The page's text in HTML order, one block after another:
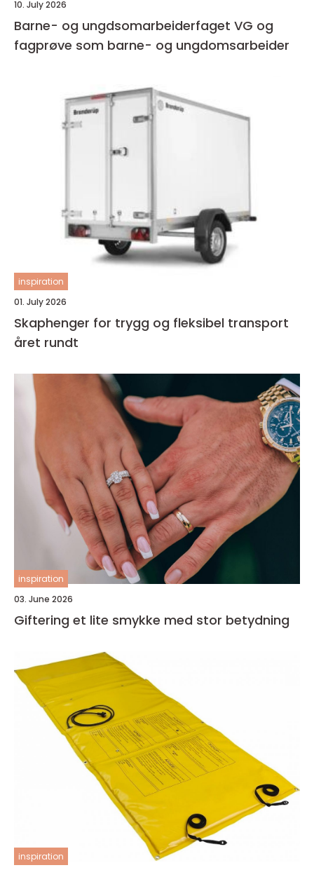
10. July 2026
Barne- og ungdsomarbeiderfaget VG og
fagprøve som barne- og ungdomsarbeider
inspiration
01. July 2026
Skaphenger for trygg og fleksibel transport
året rundt
inspiration
03. June 2026
Giftering et lite smykke med stor betydning
inspiration